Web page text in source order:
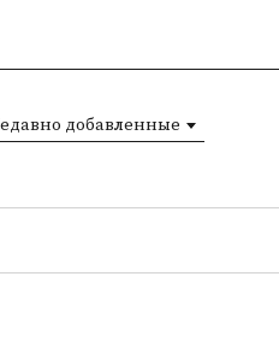
добавленные